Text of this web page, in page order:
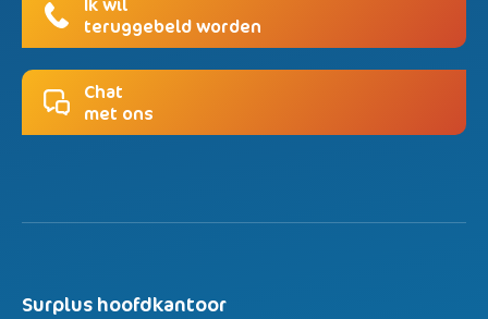
teruggebeld worden
Chat
met ons
Surplus hoofdkantoor